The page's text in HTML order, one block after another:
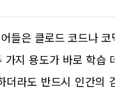
들은 클로드 코드나
지 용도가 바로 학습
더라도 반드시 인간의